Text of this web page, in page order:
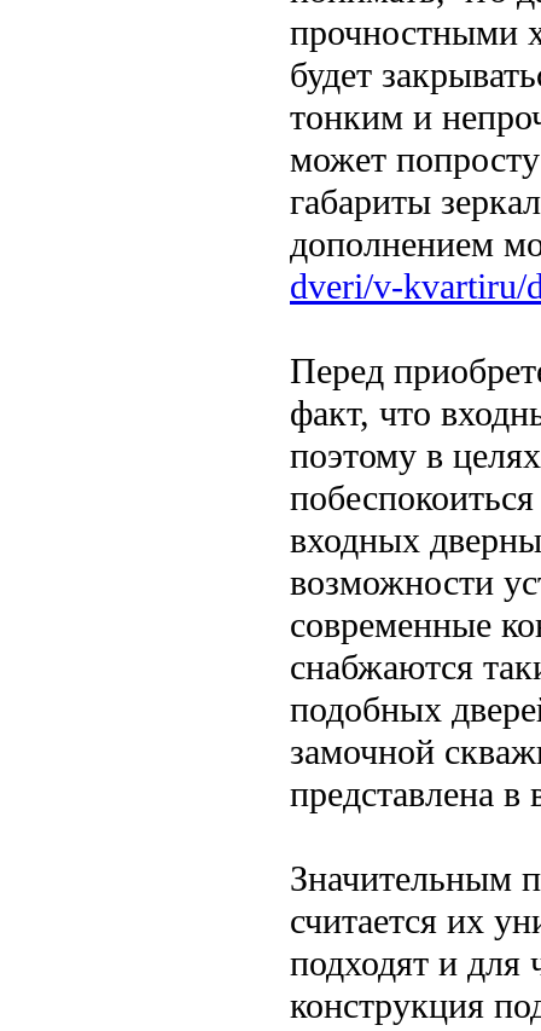
прочностными
будет
тонким и
может
габариты
дополнением
dveri/v-kvartiru/
Перед
факт, что
поэтому в
входных
возможности
современные
снабжаются
подобных
замочной
представлена в
Значительным
считается их
подходят и для
конструкция